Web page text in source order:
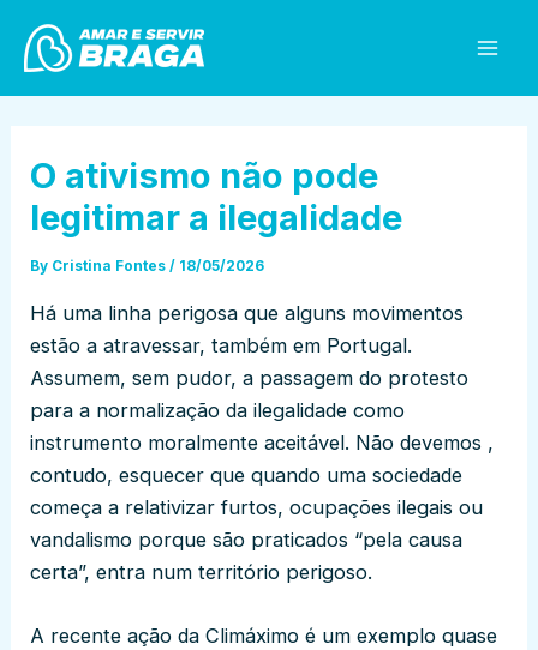
content
O ativismo não pode
legitimar a ilegalidade
By Cristina Fontes/ 18/05/2026
Há uma linha perigosa que alguns movimentos
estão a atravessar, também em Portugal.
Assumem, sem pudor, a passagem do protesto
para a normalização da ilegalidade como
instrumento moralmente aceitável. Não devemos ,
contudo, esquecer que quando uma sociedade
começa a relativizar furtos, ocupações ilegais ou
vandalismo porque são praticados “pela causa
certa”, entra num território perigoso.
A recente ação da Climáximo é um exemplo quase
navigation